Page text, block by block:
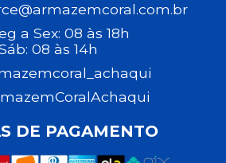
a Sex: 08 às 18h
08 às 14h
DE PAGAMENTO